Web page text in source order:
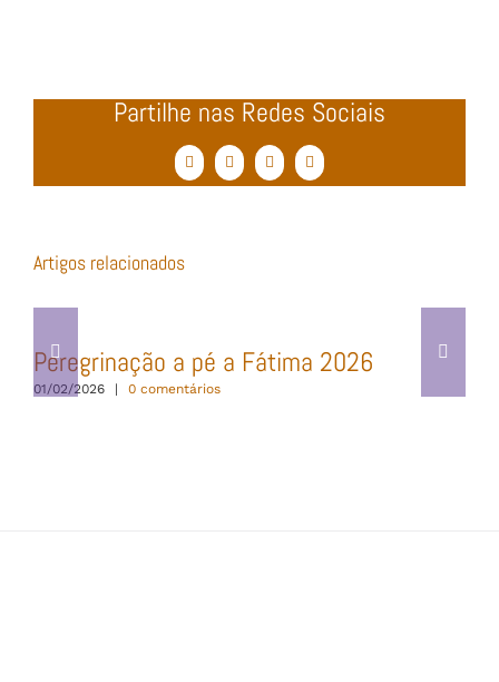
Partilhe nas Redes Sociais
FacebookTwitterWhatsApp
Email
(necessário
Artigos relacionados
Peregrinação a pé a Fátima 2026
01/02/2026 | 0 comentários